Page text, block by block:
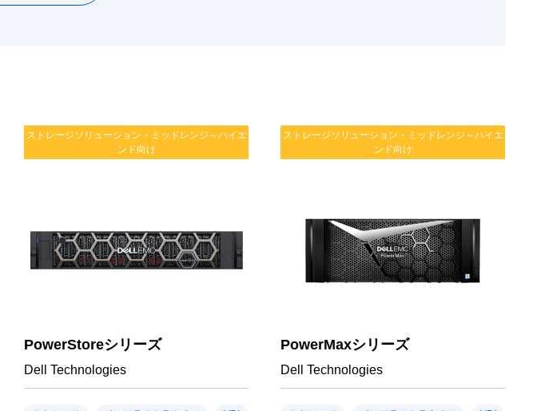
ストレージソリューション・ミッドレンジ～ハイエ
ンド向け
PowerStoreシリーズ
Dell Technologies
ストレージソリューション・ミッドレンジ～ハイエ
ンド向け
PowerMaxシリーズ
Dell Technologies